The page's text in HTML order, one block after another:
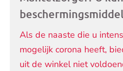
Als de naaste die u
mogelijk corona heeft,
uit de winkel niet